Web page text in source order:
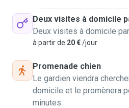
Deux visites à domicile
Deux visites à domicile
à partir de 20 €/jour
Promenade chien
Le gardien viendra
domicile et le promènera
minutes